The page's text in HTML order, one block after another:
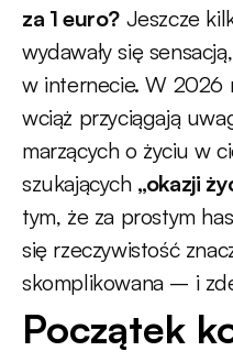
za 1 euro? Jeszcze
wydawały się
w internecie. W
wciąż przyciągają
marzących o życiu w
szukających „okazji
tym, że za prostym
się rzeczywistość
skomplikowana – i
Początek